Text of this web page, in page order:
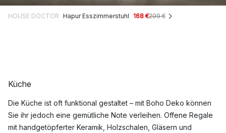
HOUSE DOCTOR Hapur Esszimmerstuhl 168 €209 €
Küche
Die Küche ist oft funktional gestaltet – mit Boho Deko können
Sie ihr jedoch eine gemütliche Note verleihen. Offene Regale
mit handgetöpferter Keramik, Holzschalen, Gläsern und